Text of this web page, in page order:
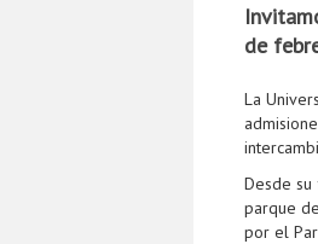
de
La
Desde su
parque
por el